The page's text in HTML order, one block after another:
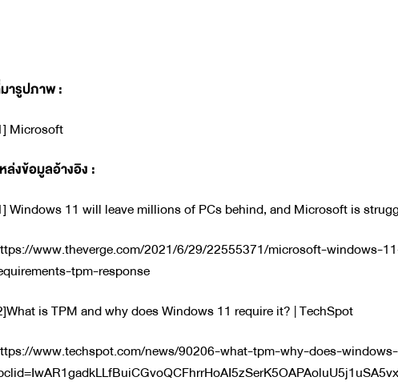
ารูปภาพ:
Microsoft
ล่งข้อมูลอ้างอิง :
Windows 11 will leave millions of PCs behind, and Microsoft is
www.theverge.com/2021/6/29/22555371/microsoft-windows-
tpm-response
is TPM and why does Windows 11 require it? | TechSpot
www.techspot.com/news/90206-what-tpm-why-does-